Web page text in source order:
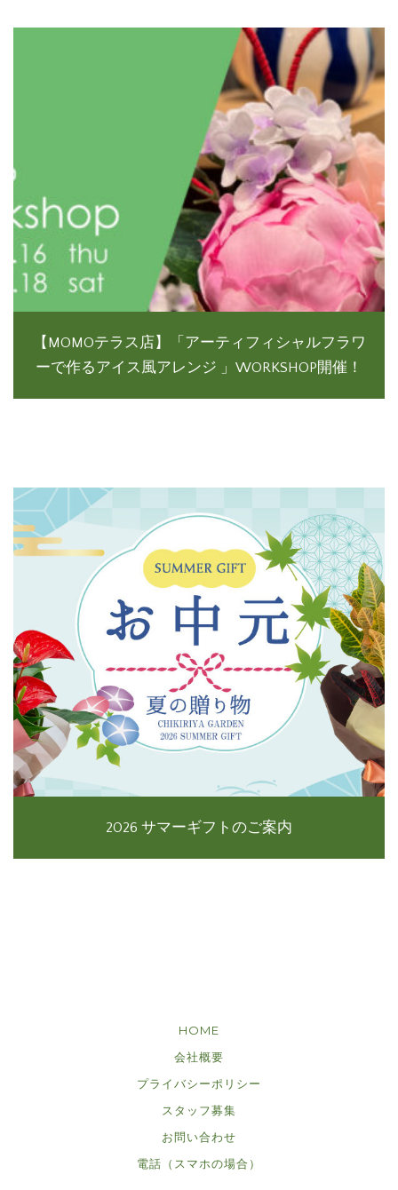
【MOMOテラス店】「アーティフィシャルフラワ
ーで作るアイス風アレンジ 」WORKSHOP開催！
2026 サマーギフトのご案内
HOME
会社概要
プライバシーポリシー
スタッフ募集
お問い合わせ
電話（スマホの場合）